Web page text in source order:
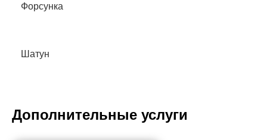
Форсунка
Шатун
Дополнительные услуги